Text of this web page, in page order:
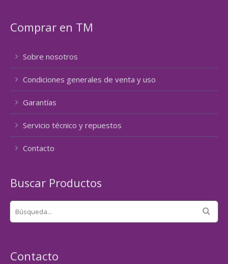
Comprar en TM
Sobre nosotros
Condiciones generales de venta y uso
Garantías
Servicio técnico y repuestos
Contacto
Buscar Productos
Contacto